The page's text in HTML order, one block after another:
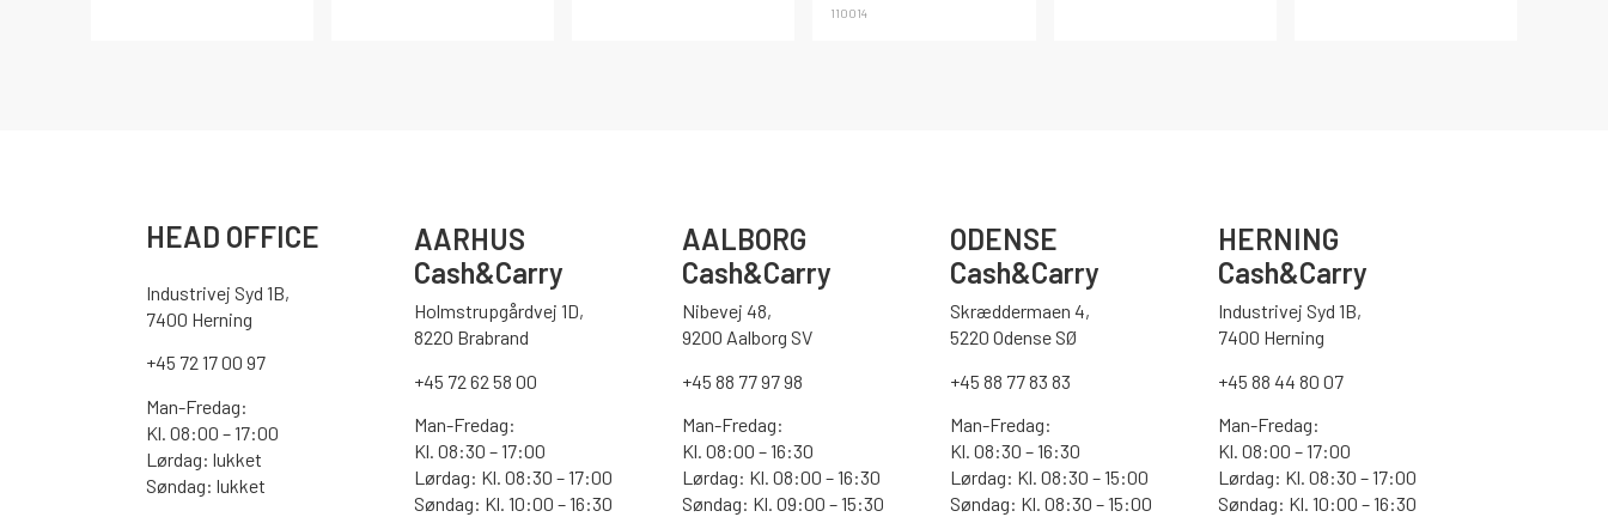
110014
HEAD OFFICE
Industrivej Syd 1B,
7400 Herning
+45 72 17 00 97
Man-Fredag:
Kl. 08:00 – 17:00
Lørdag: lukket
Søndag: lukket
AARHUS
Cash&Carry
Holmstrupgårdvej 1D,
8220 Brabrand
+45 72 62 58 00
Man-Fredag:
Kl. 08:30 – 17:00
Lørdag: Kl. 08:30 – 17:00
Søndag: Kl. 10:00 – 16:30
AALBORG
Cash&Carry
Nibevej 48,
9200 Aalborg SV
+45 88 77 97 98
Man-Fredag:
Kl. 08:00 – 16:30
Lørdag: Kl. 08:00 – 16:30
Søndag: Kl. 09:00 – 15:30
ODENSE
Cash&Carry
Skræddermaen 4,
5220 Odense SØ
+45 88 77 83 83
Man-Fredag:
Kl. 08:30 – 16:30
Lørdag: Kl. 08:30 – 15:00
Søndag: Kl. 08:30 – 15:00
HERNING
Cash&Carry
Industrivej Syd 1B,
7400 Herning
+45 88 44 80 07
Man-Fredag:
Kl. 08:00 – 17:00
Lørdag: Kl. 08:30 – 17:00
Søndag: Kl. 10:00 – 16:30